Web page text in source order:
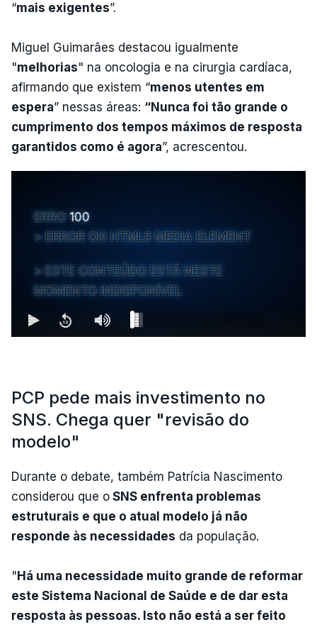
“mais exigentes”.
Miguel Guimarães destacou igualmente
"melhorias" na oncologia e na cirurgia cardíaca,
afirmando que existem “menos utentes em
espera” nessas áreas: “Nunca foi tão grande o
cumprimento dos tempos máximos de resposta
garantidos como é agora”, acrescentou.
ERRO 100
ERROR ON HTML5 MEDIA ELEMENT
ESTE CONTEÚDO ESTÁ NESTE
MOMENTO INDISPONÍVEL
PCP pede mais investimento no
SNS. Chega quer "revisão do
modelo"
Durante o debate, também Patrícia Nascimento
considerou que o SNS enfrenta problemas
estruturais e que o atual modelo já não
responde às necessidades da população.
" Há uma necessidade muito grande de reformar
este Sistema Nacional de Saúde e de dar esta
resposta às pessoas. Isto não está a ser feito